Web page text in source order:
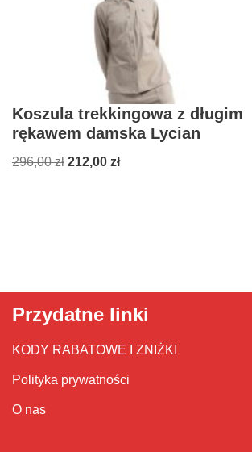
Koszula trekkingowa z długim
rękawem damska Lycian
296,00zł 212,00 zł
Przydatne linki
KODY RABATOWE I ZNIŻKI
Polityka prywatności
O nas